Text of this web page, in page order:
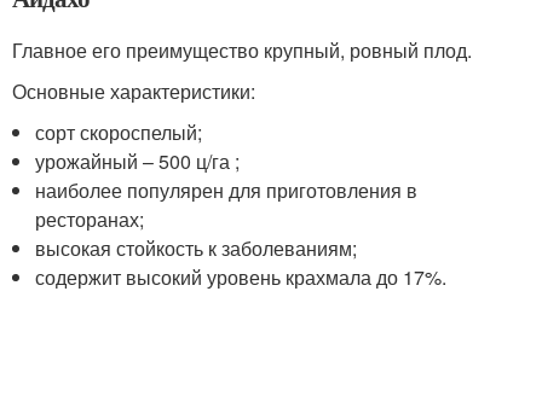
Главное его преимущество крупный, ровный плод.
Основные характеристики:
сорт скороспелый;
урожайный – 500 ц/га ;
наиболее популярен для приготовления в
ресторанах;
высокая стойкость к заболеваниям;
содержит высокий уровень крахмала до 17%.